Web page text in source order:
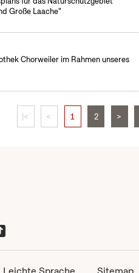
Große Laache"
Chorweiler im Rahmen unseres
|< < 1 2 >